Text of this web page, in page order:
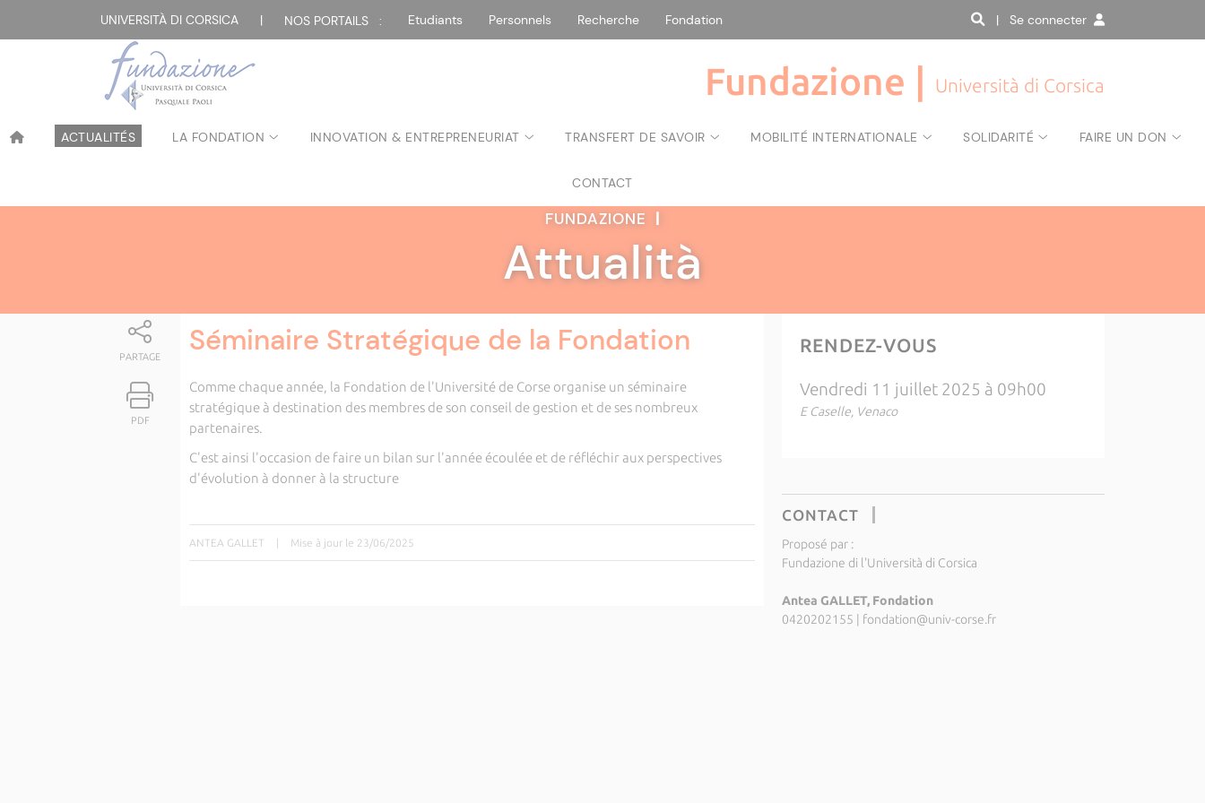
UNIVERSITÀ DI CORSICA | NOS PORTAILS : Etudiants Personnels Recherche Fondation | Se connecter
Fundazione | Università di Corsica
ACTUALITÉS LA FONDATION INNOVATION & ENTREPRENEURIAT TRANSFERT DE SAVOIR MOBILITÉ INTERNATIONALE SOLIDARITÉ FAIRE UN DON
CONTACT
FUNDAZIONE |
Attualità
PARTAGE
PDF
Séminaire Stratégique de la Fondation
Comme chaque année, la Fondation de l'Université de Corse organise un séminaire
stratégique à destination des membres de son conseil de gestion et de ses nombreux
partenaires.
C'est ainsi l'occasion de faire un bilan sur l'année écoulée et de réfléchir aux perspectives
d'évolution à donner à la structure
ANTEA GALLET | Mise à jour le 23/06/2025
RENDEZ-VOUS
Vendredi 11 juillet 2025 à 09h00
E Caselle, Venaco
CONTACT
Proposé par :
Fundazione di l'Università di Corsica
Antea GALLET, Fondation
0420202155
fondation@univ-corse.fr